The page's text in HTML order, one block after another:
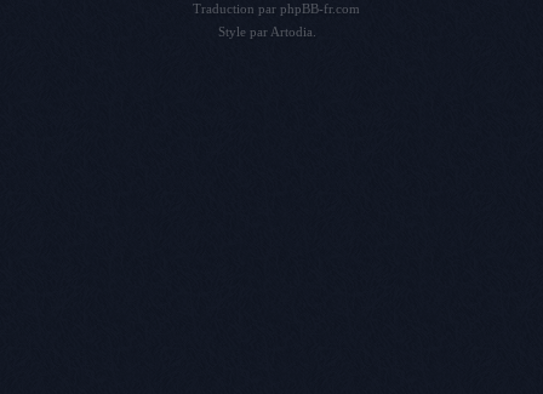
Traduction par phpBB-fr.com
Style par Artodia